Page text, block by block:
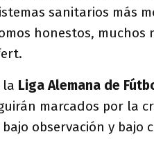
sanitarios más
honestos, muchos
la Liga Alemana de
marcados por la
observación y bajo